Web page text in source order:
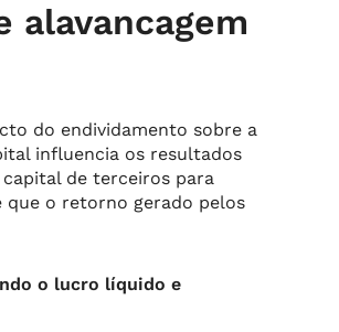
alavancagem
do endividamento sobre a
influencia os resultados
de terceiros para
que o retorno gerado pelos
o lucro líquido e